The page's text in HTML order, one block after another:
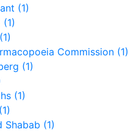
(1)
(1)
Commission (1)
(1)
(1)
Shabab (1)